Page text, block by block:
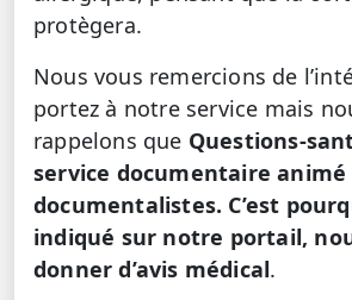
protègera.
Nous vous remercions de
portez à notre service mais
rappelons que Questions-
service documentaire animé
documentalistes. C’est
indiqué sur notre portail,
donner d’avis médical.